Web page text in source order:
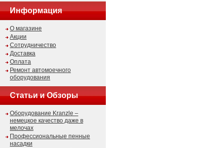
Информация
О магазине
Акции
Сотрудничество
Доставка
Оплата
Ремонт автомоечного
оборудования
Статьи и Обзоры
Оборудование Kranzle –
немецкое качество даже в
мелочах
Профессиональные пенные
насадки